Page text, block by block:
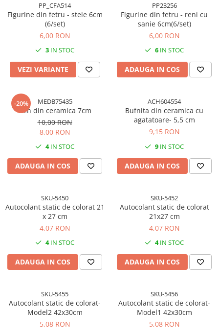
PP_CFA514
Figurine din fetru - stele 6cm
(6/set)
6,00 RON
3 IN STOC
VEZI VARIANTE
PP23256
Figurine din fetru - reni cu
sanie 6cm(6/set)
6,00 RON
6 IN STOC
ADAUGA IN COS
-20% MEDB75435
Ren din ceramica 7cm
10,00 RON
8,00 RON
4IN STOC
ADAUGA IN COS
ACH604554
Bufnita din ceramica cu
agatatoare- 5,5 cm
9,15 RON
9 IN STOC
ADAUGA IN COS
SKU-5450
Autocolant static de colorat 21
x 27 cm
4,07 RON
4IN STOC
ADAUGA IN COS
SKU-5452
Autocolant static de colorat
21x27 cm
4,07 RON
4IN STOC
ADAUGA IN COS
SKU-5455
Autocolant static de colorat-
Model2 42x30cm
5,08 RON
SKU-5456
Autocolant static de colorat-
Model1 42x30cm
5,08 RON